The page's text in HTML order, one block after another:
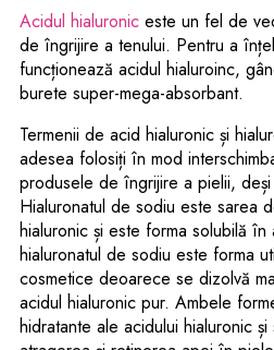
Acidul hialuronic este un fel de
de îngrijire a tenului. Pentru a
funcționează acidul hialuroinc,
burete super-mega-absorbant.
Termenii de acid hialuronic și
adesea folosiți în mod
produsele de îngrijire a pielii,
Hialuronatul de sodiu este sarea
hialuronic și este forma solubilă
hialuronatul de sodiu este forma
cosmetice deoarece se dizolvă
acidul hialuronic pur. Ambele
hidratante ale acidului hialuronic